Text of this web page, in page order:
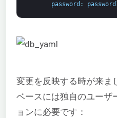
password :
変更を反映する時が来ま
ベースには独自のユーザ
ョンに必要です：